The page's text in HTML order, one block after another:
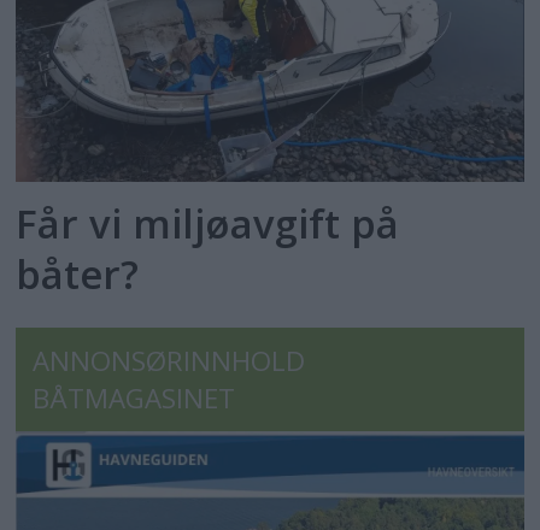
Får vi miljøavgift på
båter?
ANNONSØRINNHOLD
BÅTMAGASINET